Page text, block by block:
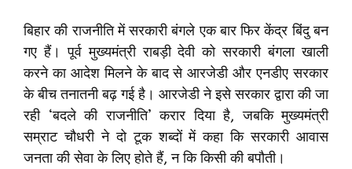
बिहार की राजनीति में सरकारी बंगले एक बार फिर केंद्र बिंदु बन
गए हैं। पूर्व मुख्यमंत्री राबड़ी देवी को सरकारी बंगला खाली
करने का आदेश मिलने के बाद से आरजेडी और एनडीए सरकार
के बीच तनातनी बढ़ गई है। आरजेडी ने इसे सरकार द्वारा की जा
रही ‘बदले की राजनीति’ करार दिया है, जबकि मुख्यमंत्री
सम्राट चौधरी ने दो टूक शब्दों में कहा कि सरकारी आवास
जनता की सेवा के लिए होते हैं, न कि किसी की बपौती।